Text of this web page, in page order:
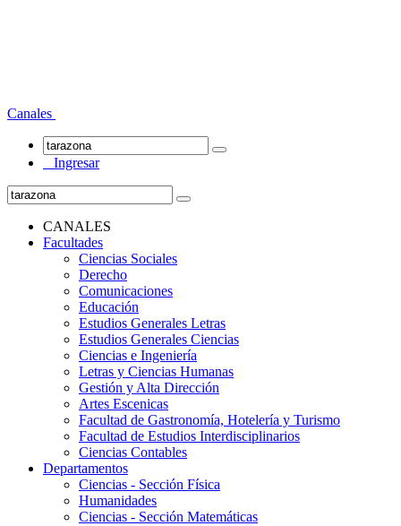
Canales
Ingresar
CANALES
Facultades
Ciencias Sociales
Derecho
Comunicaciones
Educación
Estudios Generales Letras
Estudios Generales Ciencias
Ciencias e Ingeniería
Letras y Ciencias Humanas
Gestión y Alta Dirección
Artes Escenicas
Facultad de Gastronomía, Hotelería y Turismo
Facultad de Estudios Interdisciplinarios
Ciencias Contables
Departamentos
Ciencias - Sección Física
Humanidades
Ciencias - Sección Matemáticas